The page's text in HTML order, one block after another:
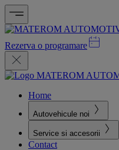
Rezerva o programare
Home
Autovehicule noi
Service si accesorii
Contact